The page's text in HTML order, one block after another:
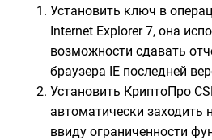
Установить ключ в
Internet Explorer 7, она
возможности сдавать
браузера IE последней
Установить КриптоПро
автоматически заходить
ввиду ограниченности